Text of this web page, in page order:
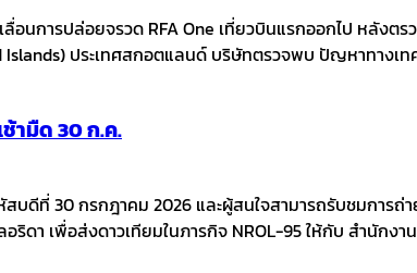
อนการปล่อยจรวด RFA One เที่ยวบินแรกออกไป หลัง
ประเทศสกอตแลนด์ บริษัทตรวจพบ ปัญหาทางเ
ามืด 30 ก.ค.
ดีที่ 30 กรกฎาคม 2026 และผู้สนใจสามารถรับชมการถ่
ดา เพื่อส่งดาวเทียมในภารกิจ NROL-95 ให้กับ สำนักง